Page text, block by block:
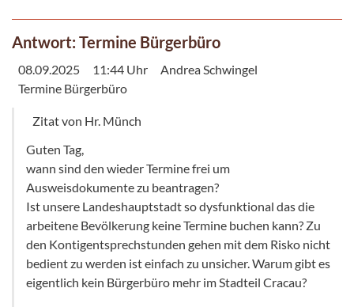
Antwort: Termine Bürgerbüro
08.09.2025 11:44 Uhr
Andrea Schwingel
Termine Bürgerbüro
Zitat von Hr. Münch
Guten Tag,
wann sind den wieder Termine frei um
Ausweisdokumente zu beantragen?
Ist unsere Landeshauptstadt so dysfunktional das die
arbeitene Bevölkerung keine Termine buchen kann? Zu
den Kontigentsprechstunden gehen mit dem Risko nicht
bedient zu werden ist einfach zu unsicher. Warum gibt es
eigentlich kein Bürgerbüro mehr im Stadteil Cracau?